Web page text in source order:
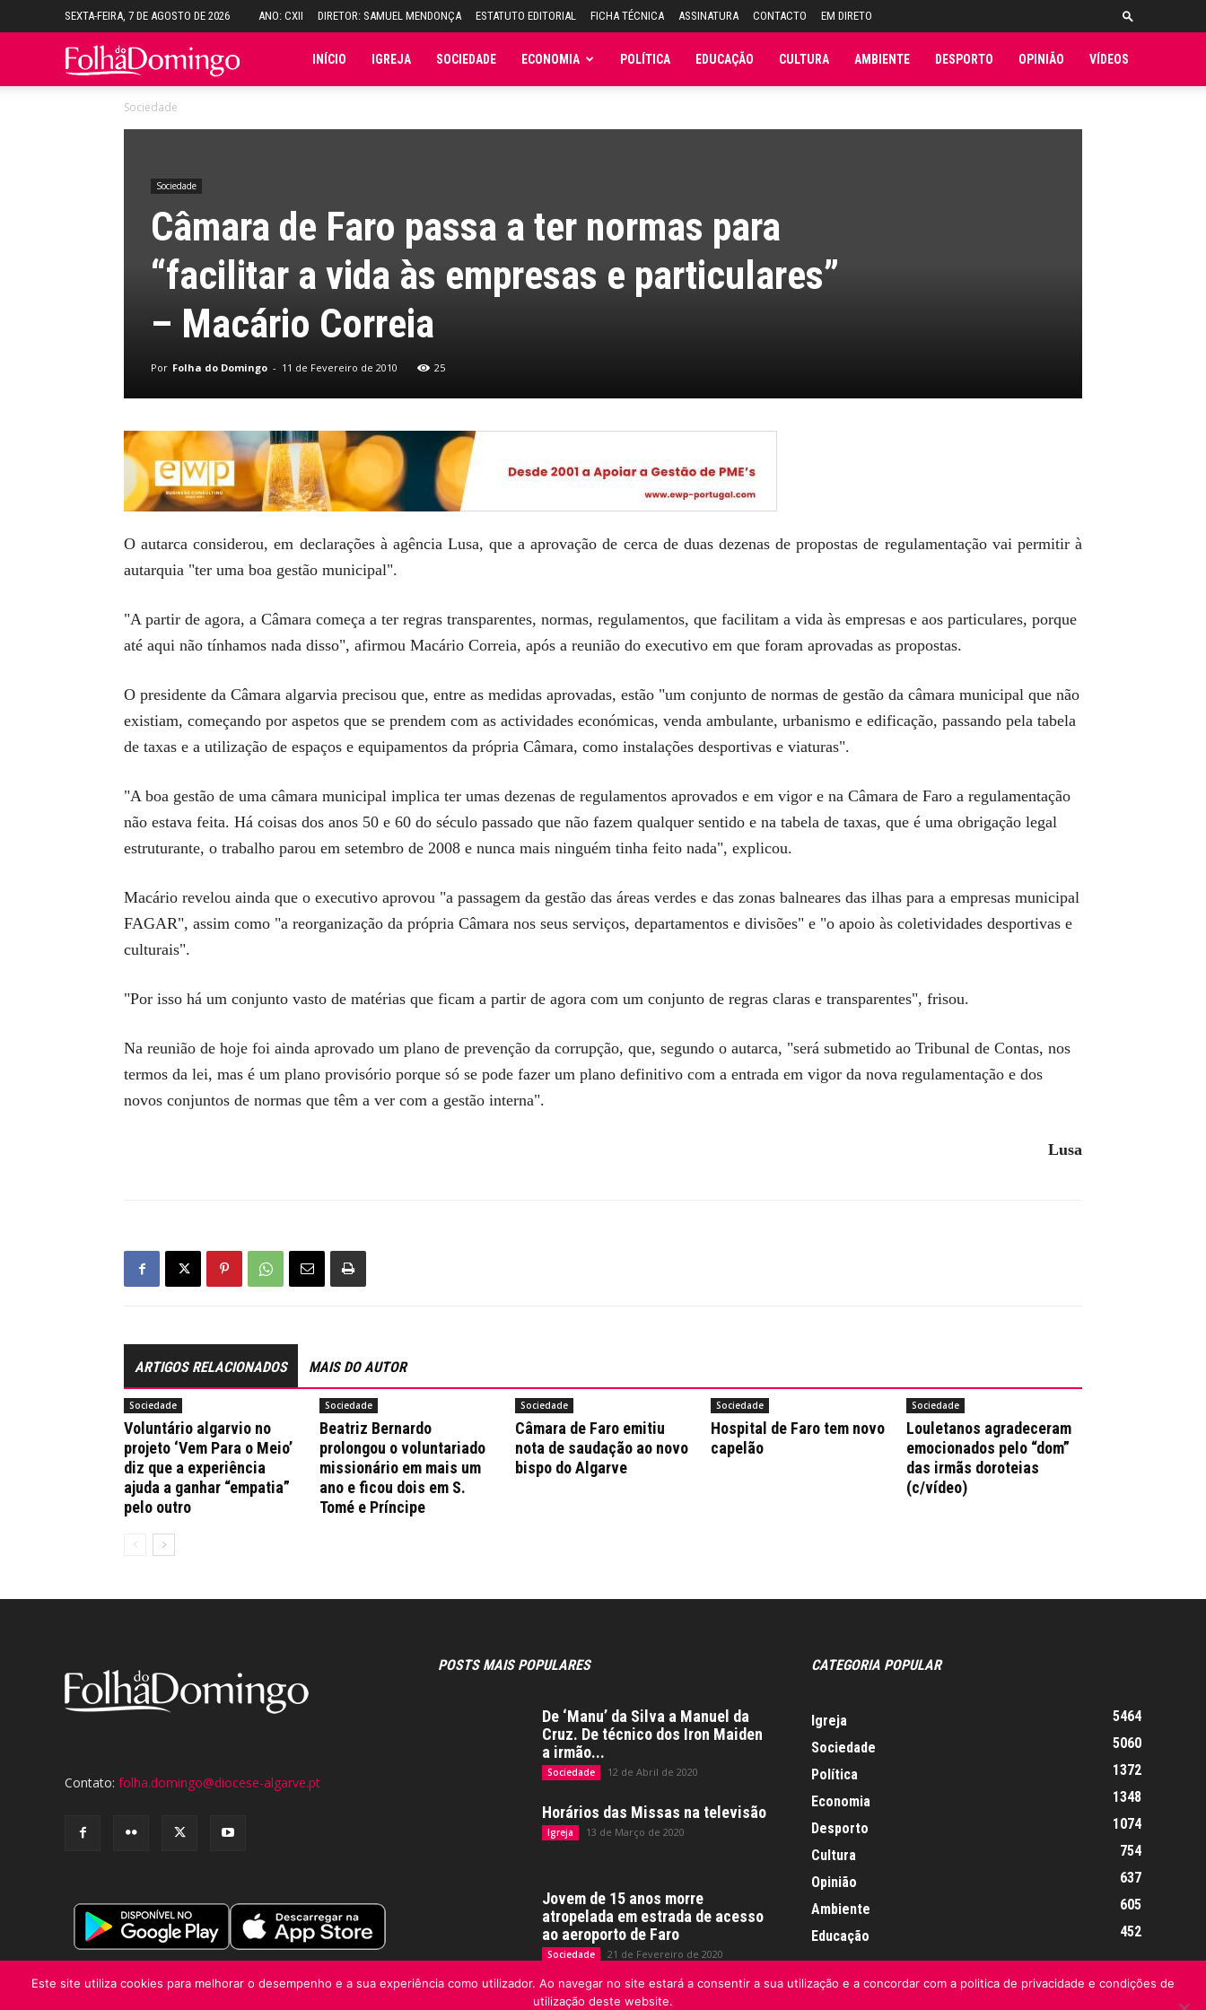
SEXTA-FEIRA, 7 DE AGOSTO DE 2026 ANO: CXII DIRETOR: SAMUEL MENDONÇA ESTATUTO EDITORIAL FICHA TÉCNICA ASSINATURA CONTACTO EM DIRETO
Folha INÍCIO IGREJA SOCIEDADE ECONOMIA POLÍTICA EDUCAÇÃO CULTURA AMBIENTE DESPORTO OPINIÃO VÍDEOS
Sociedade
Sociedade
Câmara de Faro passa a ter normas para
“facilitar a vida às empresas e particulares”
– Macário Correia
Por Folha do Domingo - 11 de Fevereiro de 2010 25
O autarca considerou, em declarações à agência Lusa, que a aprovação de cerca de duas dezenas de propostas de regulamentação vai permitir à
autarquia "ter uma boa gestão municipal".
"A partir de agora, a Câmara começa a ter regras transparentes, normas, regulamentos, que facilitam a vida às empresas e aos particulares, porque
até aqui não tínhamos nada disso", afirmou Macário Correia, após a reunião do executivo em que foram aprovadas as propostas.
O presidente da Câmara algarvia precisou que, entre as medidas aprovadas, estão "um conjunto de normas de gestão da câmara municipal que não
existiam, começando por aspetos que se prendem com as actividades económicas, venda ambulante, urbanismo e edificação, passando pela tabela
de taxas e a utilização de espaços e equipamentos da própria Câmara, como instalações desportivas e viaturas".
"A boa gestão de uma câmara municipal implica ter umas dezenas de regulamentos aprovados e em vigor e na Câmara de Faro a regulamentação
não estava feita. Há coisas dos anos 50 e 60 do século passado que não fazem qualquer sentido e na tabela de taxas, que é uma obrigação legal
estruturante, o trabalho parou em setembro de 2008 e nunca mais ninguém tinha feito nada", explicou.
Macário revelou ainda que o executivo aprovou "a passagem da gestão das áreas verdes e das zonas balneares das ilhas para a empresas municipal
FAGAR", assim como "a reorganização da própria Câmara nos seus serviços, departamentos e divisões" e "o apoio às coletividades desportivas e
culturais".
"Por isso há um conjunto vasto de matérias que ficam a partir de agora com um conjunto de regras claras e transparentes", frisou.
Na reunião de hoje foi ainda aprovado um plano de prevenção da corrupção, que, segundo o autarca, "será submetido ao Tribunal de Contas, nos
termos da lei, mas é um plano provisório porque só se pode fazer um plano definitivo com a entrada em vigor da nova regulamentação e dos
novos conjuntos de normas que têm a ver com a gestão interna".
Lusa
ARTIGOS RELACIONADOS MAIS DO AUTOR
Sociedade
Voluntário algarvio no
projeto ‘Vem Para o Meio’
diz que a experiência
ajuda a ganhar “empatia”
pelo outro
Sociedade
Beatriz Bernardo
prolongou o voluntariado
missionário em mais um
ano e ficou dois em S.
Tomé e Príncipe
Sociedade
Câmara de Faro emitiu
nota de saudação ao novo
bispo do Algarve
Sociedade
Hospital de Faro tem novo
capelão
Sociedade
Louletanos agradeceram
emocionados pelo “dom”
das irmãs doroteias
(c/vídeo)
Contato: folha.domingo@diocese-algarve.pt
POSTS MAIS POPULARES
De ‘Manu’ da Silva a Manuel da
Cruz. De técnico dos Iron Maiden
a irmão...
Sociedade 12 de Abril de 2020
Horários das Missas na televisão
Igreja 13 de Março de 2020
Jovem de 15 anos morre
atropelada em estrada de acesso
ao aeroporto de Faro
Sociedade 21 de Fevereiro de 2020
CATEGORIA POPULAR
Igreja
5464
Sociedade
5060
Política
1372
Economia
1348
Desporto
1074
Cultura
754
Opinião
637
Ambiente
605
Educação
452
Este site utiliza cookies para melhorar o desempenho e a sua experiência como utilizador. Ao navegar no site estará a consentir a sua utilização e a concordar com a politica de privacidade e condições de
utilização deste website.